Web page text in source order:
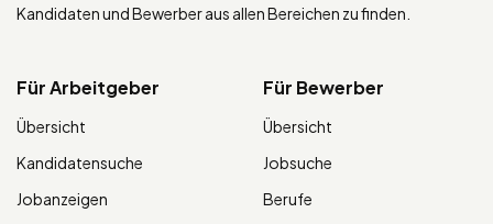
Kandidaten und Bewerber aus allen Bereichen zu finden.
Für Arbeitgeber
Übersicht
Kandidatensuche
Jobanzeigen
Für Bewerber
Übersicht
Jobsuche
Berufe